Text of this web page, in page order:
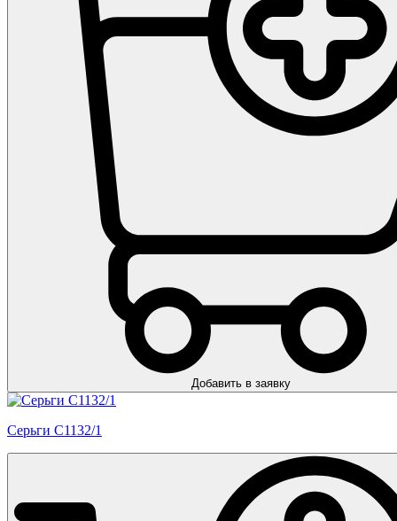
Добавить в заявку
Серьги С1132/1